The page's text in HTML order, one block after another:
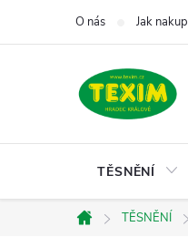
O nás Jak
TĚSNĚNÍ
Domů
TĚSNĚNÍ